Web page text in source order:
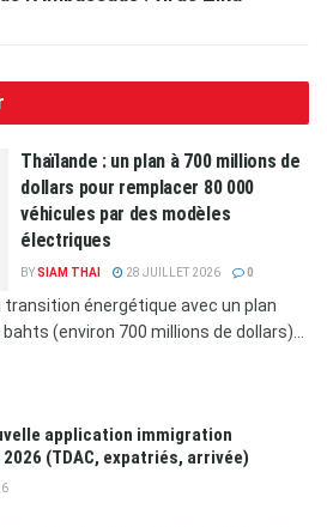
Thaïlande : un plan à 700 millions de
dollars pour remplacer 80 000
véhicules par des modèles
électriques
BYSIAM THAI 28 JUILLET 2026 0
énergétique avec un plan
(environ 700 millions de dollars)...
application immigration
(TDAC, expatriés, arrivée)